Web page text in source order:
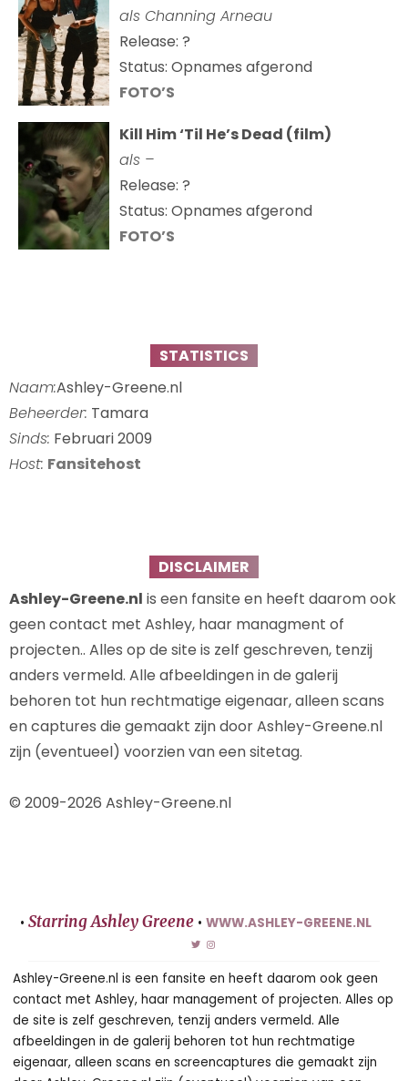
als Channing Arneau
Release: ?
Status: Opnames afgerond
FOTO’S
Kill Him ‘Til He’s Dead (film)
als –
Release: ?
Status: Opnames afgerond
FOTO’S
STATISTICS
Naam:Ashley-Greene.nl
Beheerder: Tamara
Sinds: Februari 2009
Host: Fansitehost
DISCLAIMER
Ashley-Greene.nl is een fansite en heeft daarom ook
geen contact met Ashley, haar managment of
projecten.. Alles op de site is zelf geschreven, tenzij
anders vermeld. Alle afbeeldingen in de galerij
behoren tot hun rechtmatige eigenaar, alleen scans
en captures die gemaakt zijn door Ashley-Greene.nl
zijn (eventueel) voorzien van een sitetag.
© 2009-2026 Ashley-Greene.nl
• Starring Ashley Greene • WWW.ASHLEY-GREENE.NL
Ashley-Greene.nl is een fansite en heeft daarom ook geen
contact met Ashley, haar management of projecten. Alles op
de site is zelf geschreven, tenzij anders vermeld. Alle
afbeeldingen in de galerij behoren tot hun rechtmatige
eigenaar, alleen scans en screencaptures die gemaakt zijn